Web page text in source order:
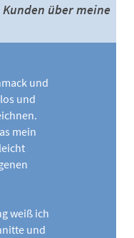
über meine
und
und
mein
weiß ich
und